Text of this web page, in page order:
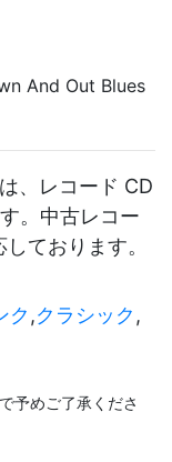
And Out Blues
、レコード CD
。中古レコー
ております。
ク ,クラシック ,
予めご了承くださ